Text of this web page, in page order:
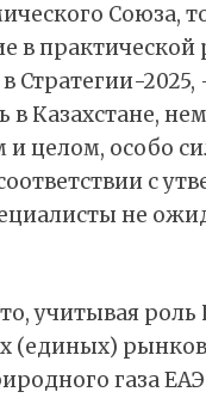
Союза,
в практической
Стратегии-
в Казахстане,
целом, особо
с
не
учитывая роль
(единых)
газа